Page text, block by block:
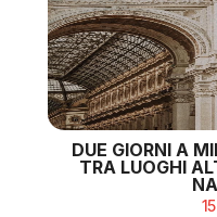
DUE GIORNI A
TRA LUOGHI